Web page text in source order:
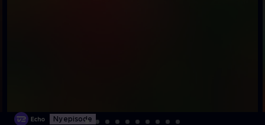
Ny episode